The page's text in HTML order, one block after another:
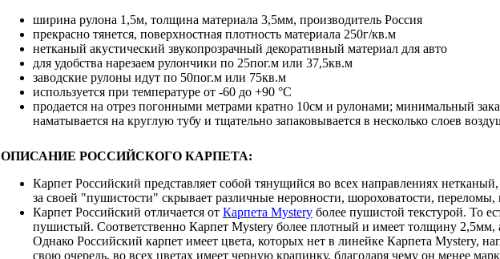
ширина рулона 1,5м, толщина материала 3,5мм, производитель Россия
прекрасно тянется, поверхностная плотность материала 250г/кв.м
нетканый акустический звукопрозрачный декоративный материал для авто
для удобства нарезаем рулончики по 25пог.м или 37,5кв.м
заводские рулоны идут по 50пог.м или 75кв.м
используется при температуре от -60 до +90 °С
продается на отрез погонными метрами кратно 10см и рулонами; минимальный
наматывается на круглую тубу и тщательно запаковывается в несколько слоев
ОПИСАНИЕ РОССИЙСКОГО КАРПЕТА:
Карпет Российский представляет собой тянущийся во всех направлениях
за своей "пушистости" скрывает различные неровности, шороховатости,
Карпет Российский отличается от Карпета Mystery более пушистой текстурой. То
пушистый. Соответственно Карпет Mystery более плотный и имеет толщину
Однако Российский карпет имеет цвета, которых нет в линейке Карпета Mystery,
свою очередь, во всех цветах имеет черную крапинку, благодаря чему он менее